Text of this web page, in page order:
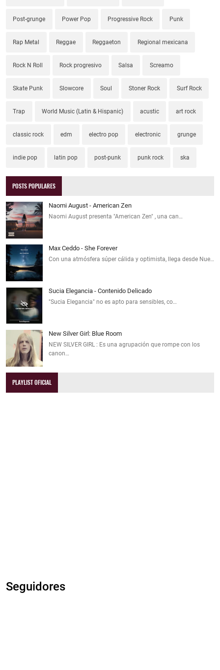
Post-grunge Power Pop Progressive Rock Punk
Rap Metal Reggae Reggaeton Regional mexicana
Rock N Roll Rock progresivo Salsa Screamo
Skate Punk Slowcore Soul Stoner Rock Surf Rock
Trap World Music (Latin & Hispanic) acustic art rock
classic rock edm electro pop electronic grunge
indie pop latin pop post-punk punk rock ska
POSTS POPULARES
Naomi August - American Zen
Naomi August presenta "American Zen" , una can…
Max Ceddo - She Forever
Con una atmósfera súper cálida y optimista, llega desde Nue…
Sucia Elegancia - Contenido Delicado
"Sucia Elegancia" no es apto para sensibles, co…
New Silver Girl: Blue Room
NEW SILVER GIRL : Es una agrupación que rompe con los
canon…
PLAYLIST OFICIAL
Seguidores